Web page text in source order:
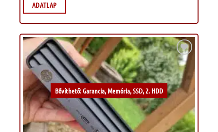
ADATLAP
Bővíthető: Garancia, Memória, SSD, 2. HDD
Kívánságlistához